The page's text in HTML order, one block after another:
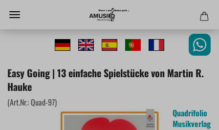
Easy Going | 13 einfache Spielstücke von Martin R.
Hauke
(Art.Nr.:Quad-97)
Quadrifolio
Musikverlag